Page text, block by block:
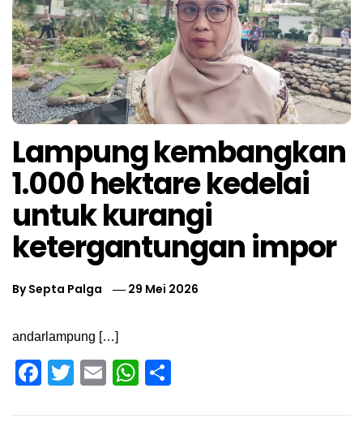
Lampung kembangkan
1.000 hektare kedelai
untuk kurangi
ketergantungan impor
BySepta Palga 29 Mei 2026
andarlampung […]
Facebook
Twitter
EmailWhatsApp